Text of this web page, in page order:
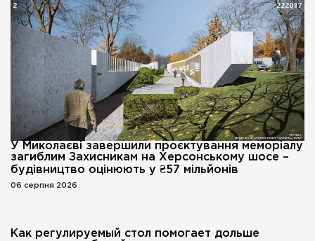
У Миколаєві завершили проєктування меморіалу
загиблим Захисникам на Херсонському шосе –
будівництво оцінюють у ₴57 мільйонів
06 серпня 2026
Как регулируемый стол помогает дольше